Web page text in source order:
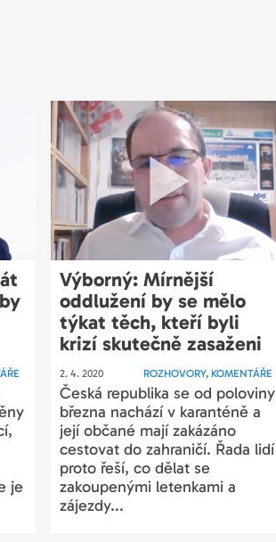
je
Výborný: Mírnější
oddlužení by se mělo
týkat těch, kteří byli
krizí skutečně zasaženi
2. 4. 2020 ROZHOVORY, KOMENTÁŘE
Česká republika se od poloviny
března nachází v karanténě a
její občané mají zakázáno
cestovat do zahraničí. Řada lidí
proto řeší, co dělat se
zakoupenými letenkami a
zájezdy...